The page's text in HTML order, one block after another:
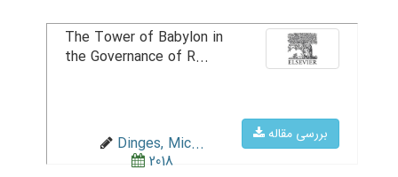
بررسی مقاله
The Tower of Babylon in
the Governance of R...
Dinges, Mic...
2018